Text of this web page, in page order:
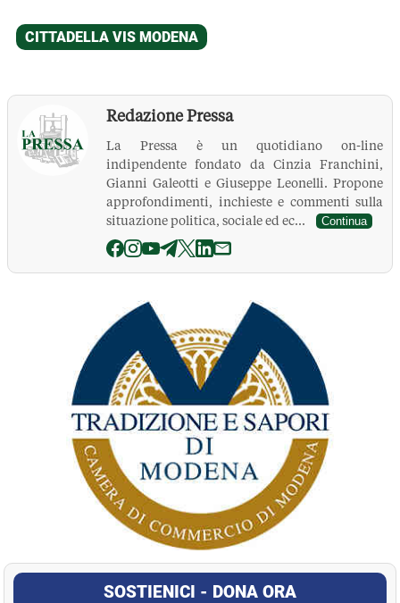
Redazione Pressa
La Pressa è un quotidiano on-line
indipendente fondato da Cinzia Franchini,
Gianni Galeotti e Giuseppe Leonelli. Propone
approfondimenti, inchieste e commenti sulla
situazione politica, sociale ed ec...
Continua
SOSTIENICI - DONA ORA